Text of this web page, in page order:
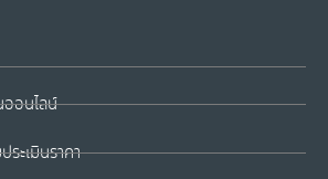
ออนไลน์
ะเมินราคา